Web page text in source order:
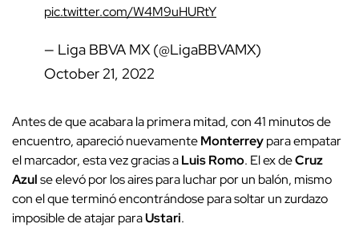
pic.twitter.com/W4M9uHURtY
— Liga BBVA MX (@LigaBBVAMX)
October 21, 2022
Antes de que acabara la primera mitad, con 41 minutos de
encuentro, apareció nuevamenteMonterreypara empatar
el marcador, esta vez gracias aLuis Romo. El ex deCruz
Azulse elevó por los aires para luchar por un balón, mismo
con el que terminó encontrándose para soltar un zurdazo
imposible de atajar paraUstari.